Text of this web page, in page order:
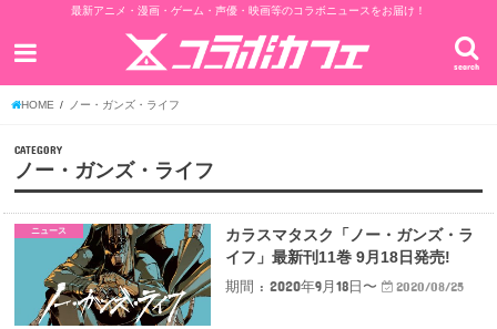
最新アニメ・漫画・ゲーム・声優・映画等のコラボニュースをお届け！
search
HOME ノー・ガンズ・ライフ
CATEGORY
ノー・ガンズ・ライフ
ニュース
カラスマタスク「ノー・ガンズ・ラ
イフ」最新刊11巻 9月18日発売!
期間 : 2020年9月18日〜
2020/08/25